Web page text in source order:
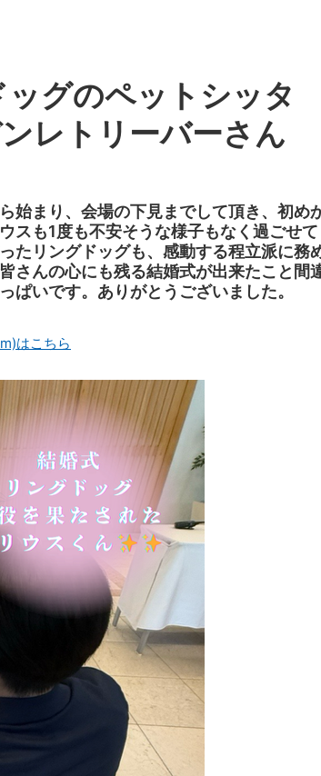
グのペットシッタ
レトリーバーさん
始まり、会場の下見までして頂き、初め
スも1度も不安そうな様子もなく過ごせて
たリングドッグも、感動する程立派に務
さんの心にも残る結婚式が出来たこと間
ぱいです。ありがとうございました。
はこちら